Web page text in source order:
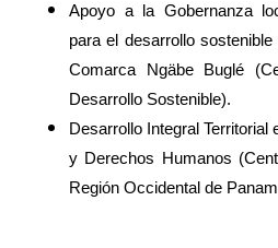
Apoyo a la Gobernanza
para el desarrollo
Comarca Ngäbe Buglé
Desarrollo Sostenible).
Desarrollo Integral
y Derechos Humanos
Región Occidental de